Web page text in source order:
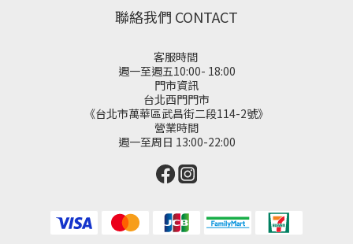
聯絡我們 CONTACT
客服時間
週一至週五10:00- 18:00
門市資訊
台北西門門市
《台北市萬華區武昌街二段114-2號》
營業時間
週一至周日 13:00-22:00